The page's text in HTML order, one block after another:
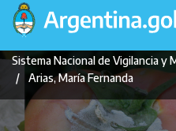
Pasar
contenido
principal
Navegación
principal
Sistema Nacional de Vigilancia y
Arias, María Fernanda